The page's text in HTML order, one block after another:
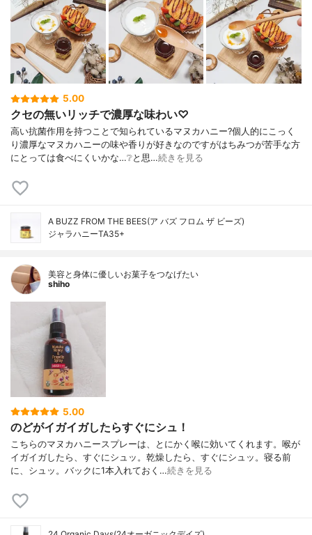
5.00
クセの無いリッチで濃厚な味わい♡
高い抗菌作用を持つことで知られているマヌカハニー?個人的にこっく
り濃厚なマヌカハニーの味や香りが好きなのですがはちみつが苦手な方
にとっては食べにくいかな…❔と思…続きを見る
A BUZZ FROM THE BEES(ア バズ フロム ザ ビーズ)
ジャラハニーTA35+
美容と身体に優しいお菓子をつなげたい
shiho
5.00
のどがイガイガしたらすぐにシュ！
こちらのマヌカハニースプレーは、とにかく喉に効いてくれます。喉が
イガイガしたら、すぐにシュッ。乾燥したら、すぐにシュッ。寝る前
に、シュッ。バックに1本入れておく…続きを見る